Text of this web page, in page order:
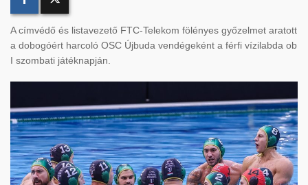
A címvédő és listavezető FTC-Telekom fölényes győzelmet aratott
a dobogóért harcoló OSC Újbuda vendégeként a férfi vízilabda ob
I szombati játéknapján.